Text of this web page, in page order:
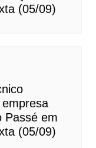
(05/09)
Passé em
(05/09)